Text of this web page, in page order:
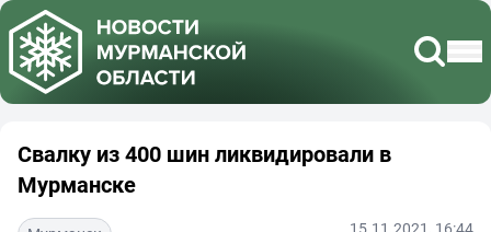
Свалку из 400 шин ликвидировали в
Мурманске